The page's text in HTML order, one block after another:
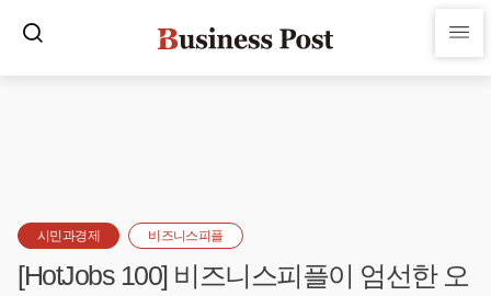
시민과경제 비즈니스피플
[HotJobs 100] 비즈니스피플이 엄선한 오